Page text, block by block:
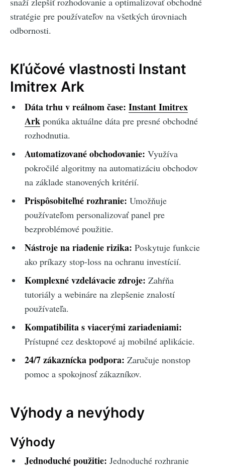
stratégie pre používateľov na všetkých úrovniach
odbornosti.
Kľúčové vlastnosti Instant
Imitrex Ark
Dáta trhu v reálnom čase: Instant Imitrex
Arkponúka aktuálne dáta pre presné obchodné
rozhodnutia.
Automatizované obchodovanie: Využíva
pokročilé algoritmy na automatizáciu obchodov
na základe stanovených kritérií.
Prispôsobiteľné rozhranie: Umožňuje
používateľom personalizovať panel pre
bezproblémové použitie.
Nástroje na riadenie rizika: Poskytuje funkcie
ako príkazy stop-loss na ochranu investícií.
Komplexné vzdelávacie zdroje: Zahŕňa
tutoriály a webináre na zlepšenie znalostí
používateľa.
Kompatibilita s viacerými zariadeniami:
Prístupné cez desktopové aj mobilné aplikácie.
24/7 zákaznícka podpora: Zaručuje nonstop
pomoc a spokojnosť zákazníkov.
Výhody a nevýhody
Výhody
Jednoduché použitie: Jednoduché rozhranie